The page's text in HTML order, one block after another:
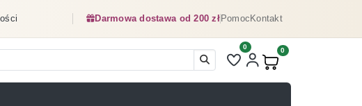
Darmowa dostawa od 200 złPomocKontakt
Liczba pozycji na liście
0
Produkty w koszyku:
0